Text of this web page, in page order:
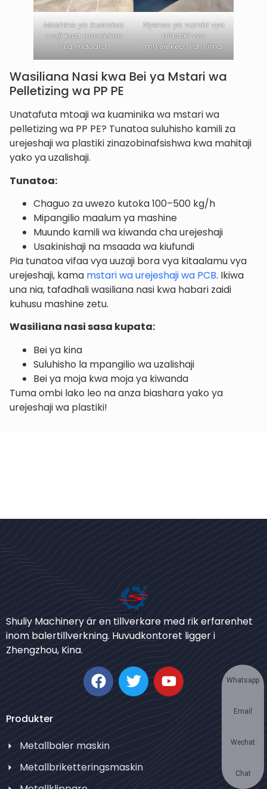
Mashine ya kuondoa
maji kwa mwelekeo
wa mduara
Nyenzo ya vumbi vya
plastiki vya
mwelekeo wa wima
Wasiliana Nasi kwa Bei ya Mstari wa
Pelletizing wa PP PE
Unatafuta mtoaji wa kuaminika wa mstari wa
pelletizing wa PP PE? Tunatoa suluhisho kamili za
urejeshaji wa plastiki zinazobinafsishwa kwa mahitaji
yako ya uzalishaji.
Tunatoa:
Chaguo za uwezo kutoka 100–500 kg/h
Mipangilio maalum ya mashine
Muundo kamili wa kiwanda cha urejeshaji
Usakinishaji na msaada wa kiufundi
Pia tunatoa vifaa vya uuzaji bora vya kitaalamu vya
urejeshaji, kama mstari wa urejeshaji wa PCB. Ikiwa
una nia, tafadhali wasiliana nasi kwa habari zaidi
kuhusu mashine zetu.
Wasiliana nasi sasa kupata:
Bei ya kina
Suluhisho la mpangilio wa uzalishaji
Bei ya moja kwa moja ya kiwanda
Tuma ombi lako leo na anza biashara yako ya
urejeshaji wa plastiki!
Shuliy Machinery är en tillverkare med rik erfarenhet
inom balertillverkning. Huvudkontoret ligger i
Zhengzhou, Kina.
Produkter
Metallbaler maskin
Metallbriketteringsmaskin
Portuguese
Thai
German
Japanese
Urdu
Whatsapp
Email
Wechat
Chat